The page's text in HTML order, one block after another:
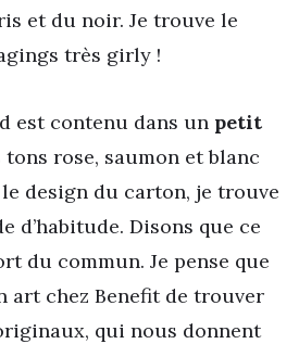
et du noir. Je trouve le
très girly !
est contenu dans un petit
tons rose, saumon et blanc
le design du carton, je trouve
d’habitude. Disons que ce
du commun. Je pense que
art chez Benefit de trouver
qui nous donnent